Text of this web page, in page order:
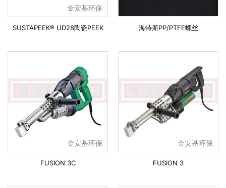
金安基环保
SUSTAPEEK® UD28陶瓷PEEK 海特斯PP/PTFE螺丝
金安基环保
FUSION 3C
金安基环保
FUSION 3